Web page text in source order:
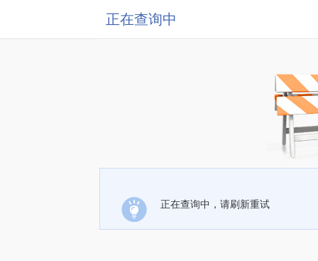
正在查询中
正在查询中，请刷新重试